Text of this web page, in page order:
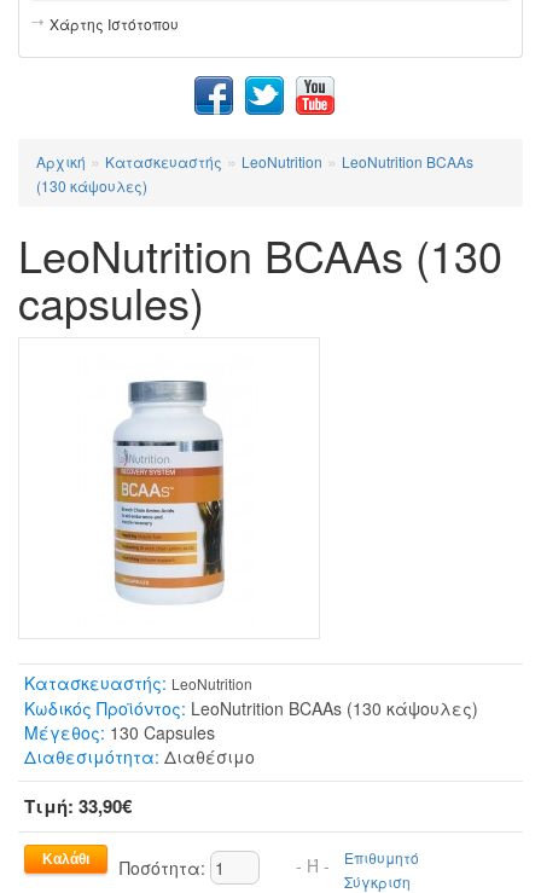
Χάρτης Ιστότοπου
Αρχική » Κατασκευαστής » LeoNutrition » LeoNutrition BCAAs
(130 κάψουλες)
LeoNutrition BCAAs (130
capsules)
Κατασκευαστής: LeoNutrition
Κωδικός Προϊόντος: LeoNutrition BCAAs (130 κάψουλες)
Μέγεθος: 130 Capsules
Διαθεσιμότητα: Διαθέσιμο
Τιμή: 33,90€
Ποσότητα: - Ή -
Επιθυμητό
Σύγκριση